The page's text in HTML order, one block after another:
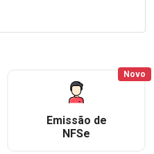
Emissão de
NFSe
Novo